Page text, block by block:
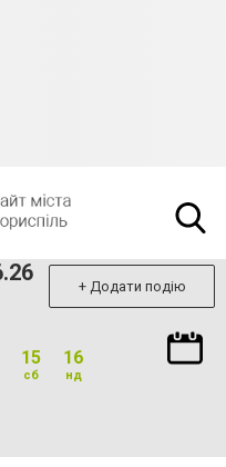
+ Додати подію
15
сб
16
нд